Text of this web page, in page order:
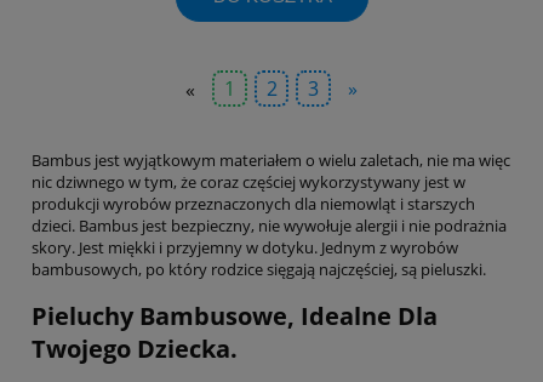
« 1 2 3 »
Bambus jest wyjątkowym materiałem o wielu zaletach, nie ma więc
nic dziwnego w tym, że coraz częściej wykorzystywany jest w
produkcji wyrobów przeznaczonych dla niemowląt i starszych
dzieci. Bambus jest bezpieczny, nie wywołuje alergii i nie podrażnia
skory. Jest miękki i przyjemny w dotyku. Jednym z wyrobów
bambusowych, po który rodzice sięgają najczęściej, są pieluszki.
Pieluchy Bambusowe, Idealne Dla
Twojego Dziecka.